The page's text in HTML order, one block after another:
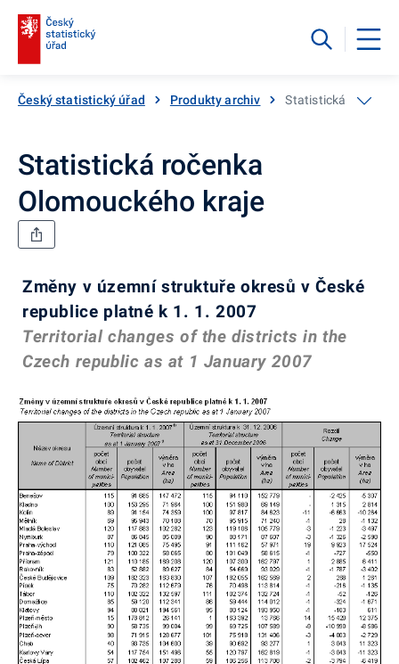
Český statistický úřad Produkty archiv Statistická ročenka
Statistická ročenka
Olomouckého kraje
Změny v územní struktuře okresů v České
republice platné k 1. 1. 2007
Territorial changes of the districts in the
Czech republic as at 1 January 2007